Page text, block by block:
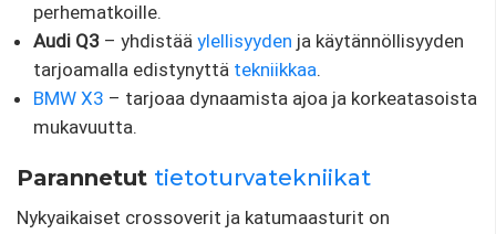
perhematkoille.
Audi Q3 – yhdistää ylellisyyden ja käytännöllisyyden
tarjoamalla edistynyttä tekniikkaa.
BMW X3 – tarjoaa dynaamista ajoa ja korkeatasoista
mukavuutta.
Parannetut tietoturvatekniikat
Nykyaikaiset crossoverit ja katumaasturit on